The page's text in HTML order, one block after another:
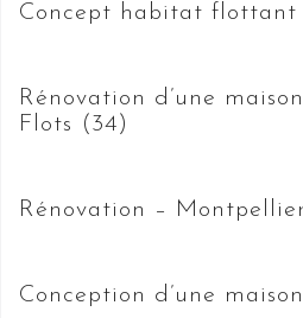
Concept habitat
Rénovation d’une
Flots (34)
Rénovation –
Conception d’une